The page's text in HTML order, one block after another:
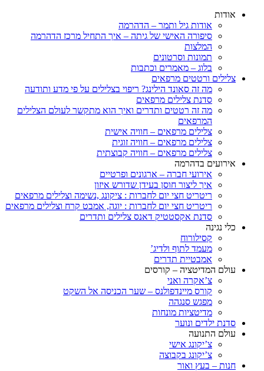
אודות
אודות גיל ותמר – הדהרמה
סיפורה האישי של גיתה – איך התחיל מרכז הדהרמה
המלצות
תמונות וסרטונים
בלוג – מאמרים וכתבות
צלילים ורטטים מרפאים
מה זה סאונד הילינג? ריפוי בצלילים על פי מדע ותודעה
סדנת צלילים מרפאים
מה זה רטטים ותדרים ואיך הוא מתקשר לעולם הצלילים
המרפאים
צלילים מרפאים – חוויה אישית
צלילים מרפאים – חוויה זוגית
צלילים מרפאים – חוויה קבוצתית
אירועים בדהרמה
אירועי חברה – ארגונים ופרטיים
איך ליצור חוסן בעידן שדורש איזון
ריטריט חצי יום לחברות : ציקונג ,נשימה וצלילים מרפאים
ריטריט חצי יום לחברות : יוגה, אמבט קרח וצלילים מרפאים
סדנת אקסטטיק דאנס צלילים ותדרים
כלי נגינה
קסילורוח
מעמד לתוף ולדיג’
אמבטיית תדרים
עולם המדיטציה – קורסים
צ’אקרה ואני
קורס מיינדפולנס – שער הכניסה אל השקט
מפגש סנגהה
מדיטציות מונחות
סדנת ילדים ונוער
עולם התנועה
צ’יקונג אישי
צ’יקונג בקבוצה
חנות – בעץ ואור